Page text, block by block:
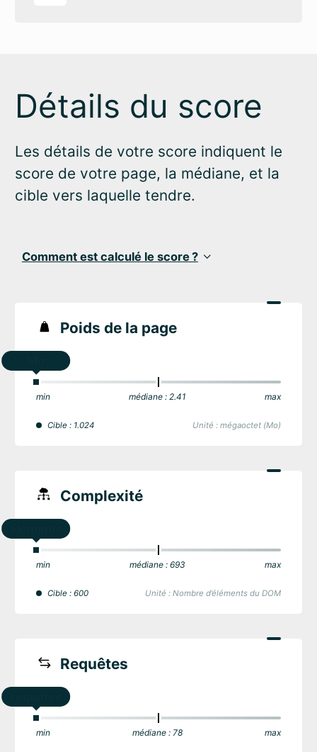
Détails du score
Les détails de votre score indiquent le
score de votre page, la médiane, et la
cible vers laquelle tendre.
Comment est calculé le score ?
Poids de la page
min médiane : 2.41 max
Cible : 1.024 Unité : mégaoctet (Mo)
Complexité
min médiane : 693 max
Cible : 600 Unité : Nombre d’éléments du DOM
Requêtes
min médiane : 78 max